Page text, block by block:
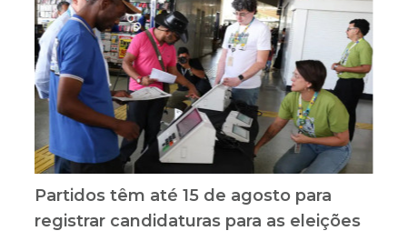
Partidos têm até 15 de agosto para
registrar candidaturas para as eleições